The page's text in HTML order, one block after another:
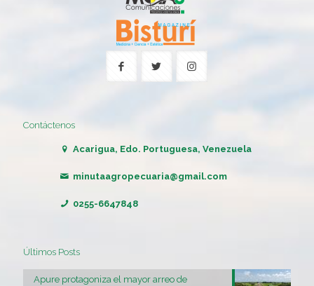
Contáctenos
Acarigua, Edo. Portuguesa, Venezuela
minutaagropecuaria@gmail.com
0255-6647848
Últimos Posts
Apure protagoniza el mayor arreo de